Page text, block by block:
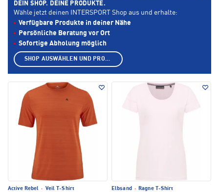
Active Rebel · Veil T-Shirt
Elbsand · Ragne T-Shirt
DEIN SHOP. DEINE PRODUKTE.
Wähle jetzt deinen INTERSPORT Shop aus und erhalte:
Verfügbare Produkte in deiner Nähe
Persönliche Beratung vor Ort
Sofortige Abholung möglich
SHOP AUSWÄHLEN UND PRODUKTE ANZEIGEN